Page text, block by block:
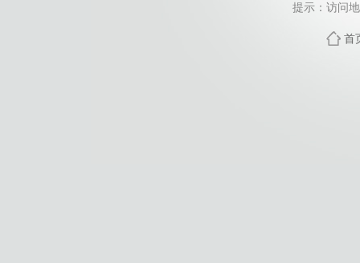
提示：访问
首